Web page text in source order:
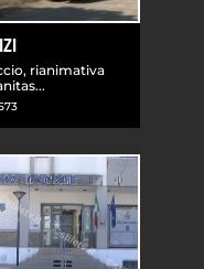
rianimativa